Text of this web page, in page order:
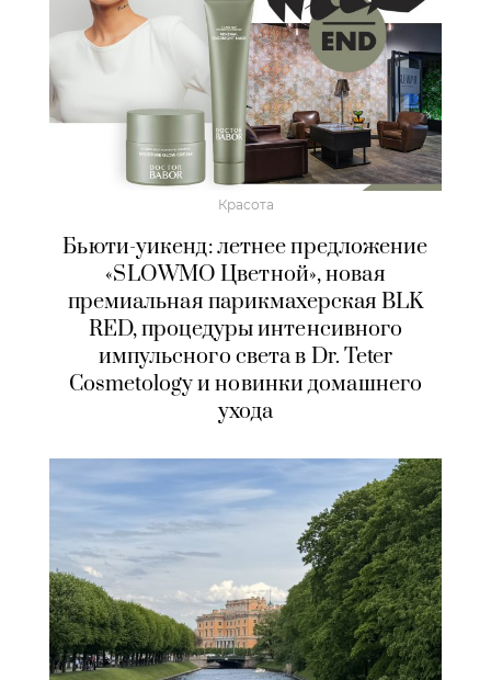
Красота
Бьюти-уикенд: летнее предложение
«SLOWMO Цветной», новая
премиальная парикмахерская BLK
RED, процедуры интенсивного
импульсного света в Dr. Teter
Cosmetology и новинки домашнего
ухода